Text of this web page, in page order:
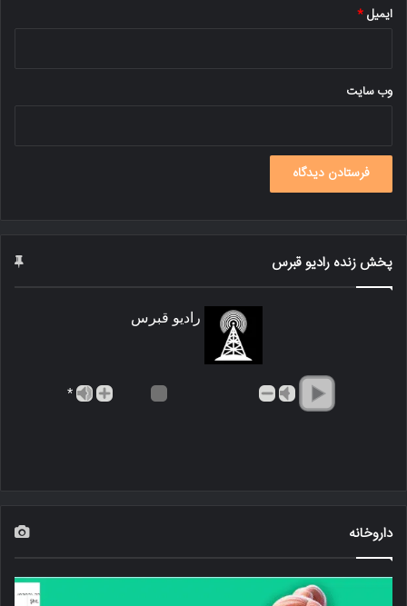
ایمیل*
وب‌ سایت
پخش زنده رادیو قبرس
رادیو قبرس
*
داروخانه